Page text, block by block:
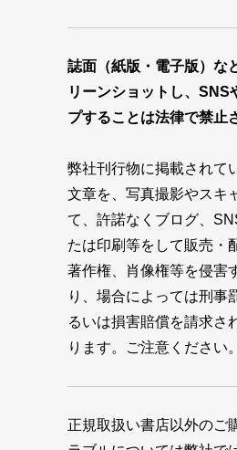
誌面（紙版・電子版）な
リーンショットし、SNS
プすることは法律で禁止
弊社刊行物に掲載されて
文章を、写真撮影やスキ
て、許諾なくブログ、
たは印刷等をして販売・
著作権、肖像権等を侵害
り、場合によっては刑事
るいは損害賠償を請求さ
ります。ご注意ください。
正規取扱い書店以外のご